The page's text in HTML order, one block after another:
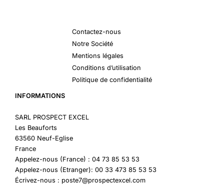
Contactez-nous
Notre Société
Mentions légales
Conditions d’utilisation
Politique de confidentialité
INFORMATIONS
SARL PROSPECT EXCEL
Les Beauforts
63560 Neuf-Eglise
France
Appelez-nous (France) : 04 73 85 53 53
Appelez-nous (Etranger): 00 33 473 85 53 53
Écrivez-nous : poste7@prospectexcel.com